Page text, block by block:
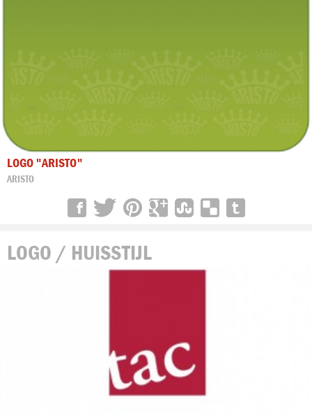
LOGO "ARISTO"
ARISTO
LOGO / HUISSTIJL